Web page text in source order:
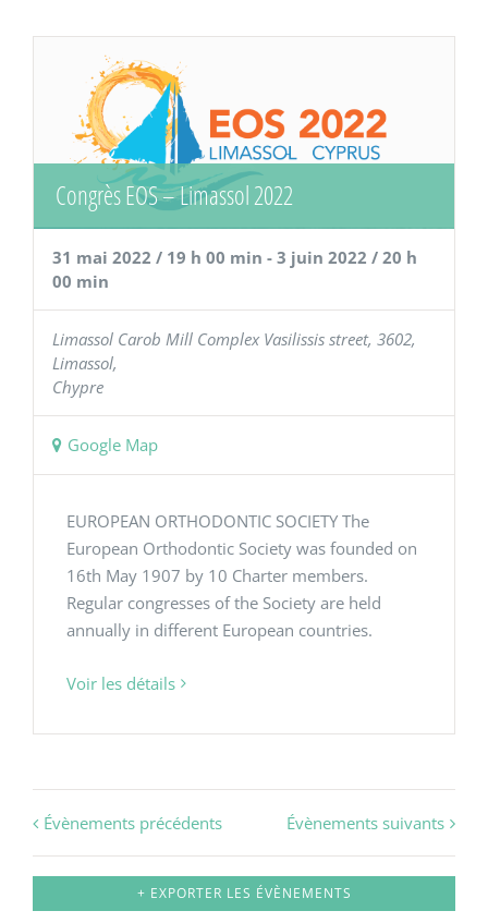
Congrès EOS – Limassol 2022
31 mai 2022 / 19 h 00 min -3 juin 2022 / 20 h
00 min
Limassol Carob Mill Complex Vasilissis street, 3602,
Limassol,
Chypre
Google Map
EUROPEAN ORTHODONTIC SOCIETY The
European Orthodontic Society was founded on
16th May 1907 by 10 Charter members.
Regular congresses of the Society are held
annually in different European countries.
Voir les détails
Évènements précédents Évènements suivants
+ EXPORTER LES ÉVÈNEMENTS